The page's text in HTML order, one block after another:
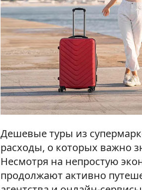
Дешевые туры из
расходы, о которых важно
Несмотря на непростую
продолжают активно